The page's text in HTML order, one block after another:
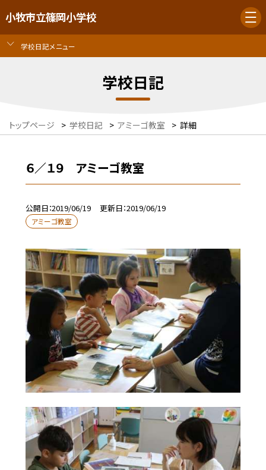
小牧市立篠岡小学校
学校日記メニュー
学校日記
トップページ > 学校日記 > アミーゴ教室 > 詳細
６／１９ アミーゴ教室
公開日 2019/06/19 更新日 2019/06/19
アミーゴ教室